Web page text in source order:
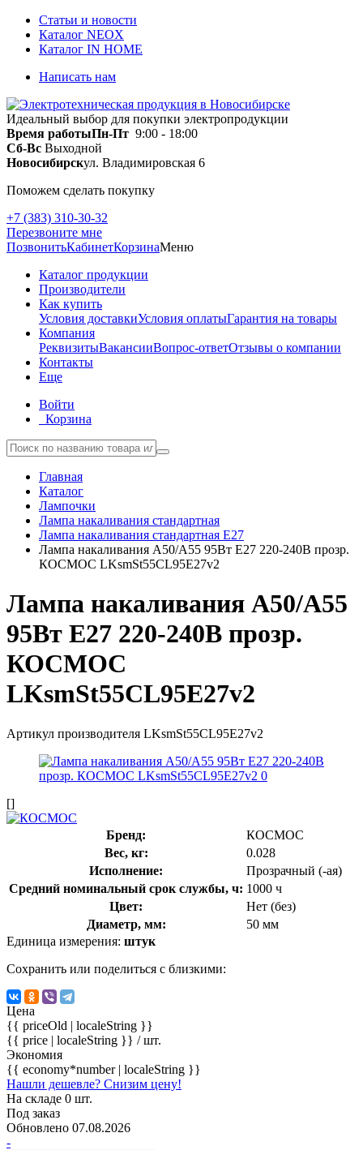
Статьи и новости
Каталог NEOX
Каталог IN HOME
Написать нам
Идеальный выбор для покупки электропродукции
Время работыПн-Пт 9:00 - 18:00
Сб-Вс Выходной
Новосибирскул. Владимировская 6
Поможем сделать покупку
+7 (383) 310-30-32
Перезвоните мне
ПозвонитьКабинетКорзинаМеню
Каталог продукции
Производители
Как купить
Условия доставкиУсловия оплатыГарантия на товары
Компания
РеквизитыВакансииВопрос-ответОтзывы о компании
Контакты
Еще
Войти
Корзина
Главная
Каталог
Лампочки
Лампа накаливания стандартная
Лампа накаливания стандартная E27
Лампа накаливания A50/A55 95Вт E27 220-240В прозр.
КОСМОС LKsmSt55CL95E27v2
Лампа накаливания A50/A55
95Вт E27 220-240В прозр.
КОСМОС
LKsmSt55CL95E27v2
Артикул производителя LKsmSt55CL95E27v2
[]
Бренд:
КОСМОС
Вес, кг:
0.028
Исполнение:
Прозрачный (-ая)
Средний номинальный срок службы, ч: 1000 ч
Цвет:
Нет (без)
Диаметр, мм:
50 мм
Единица измерения: штук
Сохранить или поделиться с близкими:
Цена
{{ priceOld | localeString }}
{{ price | localeString }} / шт.
Экономия
{{ economy*number | localeString }}
Нашли дешевле? Снизим цену!
На складе 0 шт.
Под заказ
Обновлено 07.08.2026
-